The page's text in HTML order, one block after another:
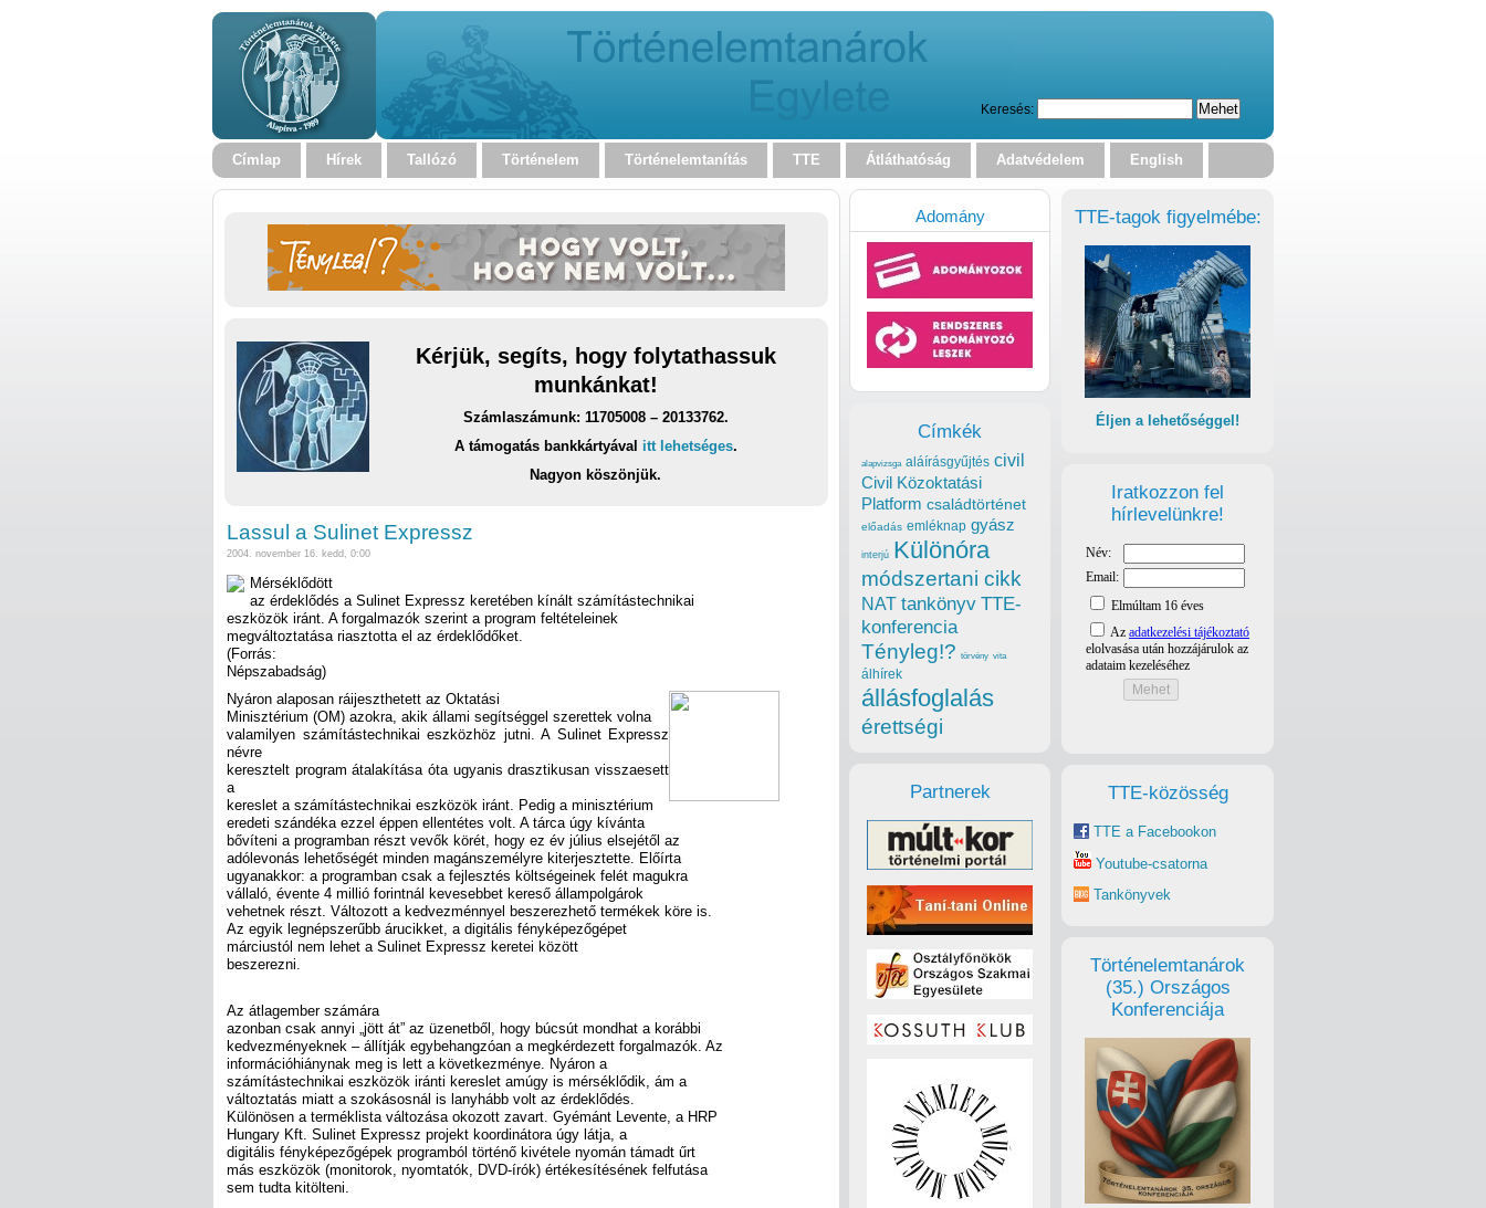
Keresés:
Címlap Hírek Tallózó Történelem Történelemtanítás TTE Átláthatóság Adatvédelem English
Kérjük, segíts, hogy folytathassuk
munkánkat!
Számlaszámunk: 11705008 – 20133762.
A támogatás bankkártyával itt lehetséges.
Nagyon köszönjük.
Lassul a Sulinet Expressz
2004. november 16. kedd, 0:00
Mérséklődött
az érdeklődés a Sulinet Expressz keretében kínált számítástechnikai
eszközök iránt. A forgalmazók szerint a program feltételeinek
megváltoztatása riasztotta el az érdeklődőket.
(Forrás:
Népszabadság)
Nyáron alaposan ráijeszthetett az Oktatási
Minisztérium (OM) azokra, akik állami segítséggel szerettek volna
valamilyen számítástechnikai eszközhöz jutni. A Sulinet Expressz
névre
keresztelt program átalakítása óta ugyanis drasztikusan visszaesett
a
kereslet a számítástechnikai eszközök iránt. Pedig a minisztérium
eredeti szándéka ezzel éppen ellentétes volt. A tárca úgy kívánta
bővíteni a programban részt vevők körét, hogy ez év július elsejétől az
adólevonás lehetőségét minden magánszemélyre kiterjesztette. Előírta
ugyanakkor: a programban csak a fejlesztés költségeinek felét magukra
vállaló, évente 4 millió forintnál kevesebbet kereső állampolgárok
vehetnek részt. Változott a kedvezménnyel beszerezhető termékek köre is.
Az egyik legnépszerűbb árucikket, a digitális fényképezőgépet
márciustól nem lehet a Sulinet Expressz keretei között
beszerezni.
Az átlagember számára
azonban csak annyi „jött át” az üzenetből, hogy búcsút mondhat a korábbi
kedvezményeknek – állítják egybehangzóan a megkérdezett forgalmazók. Az
információhiánynak meg is lett a következménye. Nyáron a
számítástechnikai eszközök iránti kereslet amúgy is mérséklődik, ám a
változtatás miatt a szokásosnál is lanyhább volt az érdeklődés.
Különösen a terméklista változása okozott zavart. Gyémánt Levente, a HRP
Hungary Kft. Sulinet Expressz projekt koordinátora úgy látja, a
digitális fényképezőgépek programból történő kivétele nyomán támadt űrt
más eszközök (monitorok, nyomtatók, DVD-írók) értékesítésének felfutása
sem tudta kitölteni.
TTE-tagok figyelmébe:
Éljen a lehetőséggel!
Iratkozzon fel
hírlevelünkre!
TTE-közösség
TTE a Facebookon
Youtube-csatorna
Tankönyvek
Történelemtanárok
(35.) Országos
Konferenciája
Adomány
Címkék
alapvizsga aláírásgyűjtés civil
Civil Közoktatási
Platform családtörténet
előadás emléknap gyász
interjú Különóra
módszertani cikk
NAT tankönyv TTE-
konferencia
Tényleg!? törvény vita
álhírek
állásfoglalás
érettségi
Partnerek